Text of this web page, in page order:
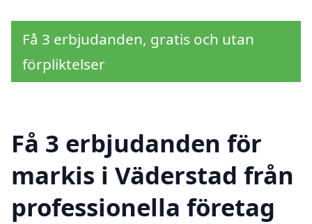
Få 3 erbjudanden, gratis och utan
förpliktelser
Få 3 erbjudanden för
markis i Väderstad från
professionella företag